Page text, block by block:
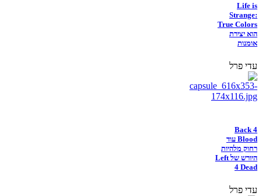
Life is
Strange:
True Colors
הוא יצירת
אומנות
עדי פרל
Back 4
Blood עוד
רחוק מלהיות
היורש של Left
4 Dead
עדי פרל